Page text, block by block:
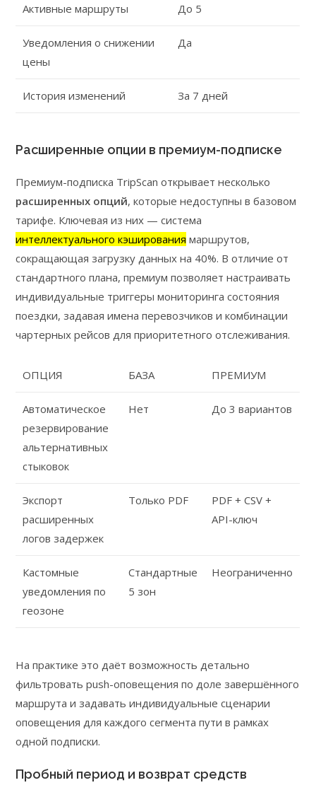
Активные маршруты До 5
Уведомления о снижении
цены
Да
История изменений За 7 дней
Расширенные опции в премиум-подписке
Премиум-подписка TripScan открывает несколько
расширенных опций, которые недоступны в базовом
тарифе. Ключевая из них — система
интеллектуального кэширования маршрутов,
сокращающая загрузку данных на 40%. В отличие от
стандартного плана, премиум позволяет настраивать
индивидуальные триггеры мониторинга состояния
поездки, задавая имена перевозчиков и комбинации
чартерных рейсов для приоритетного отслеживания.
ОПЦИЯ БАЗА ПРЕМИУМ
Автоматическое
резервирование
альтернативных
стыковок
Нет До 3 вариантов
Экспорт
расширенных
логов задержек
Только PDF
PDF + CSV +
API-ключ
Кастомные
уведомления по
геозоне
Стандартные
5 зон
Неограниченно
На практике это даёт возможность детально
фильтровать push-оповещения по доле завершённого
маршрута и задавать индивидуальные сценарии
оповещения для каждого сегмента пути в рамках
одной подписки.
Пробный период и возврат средств